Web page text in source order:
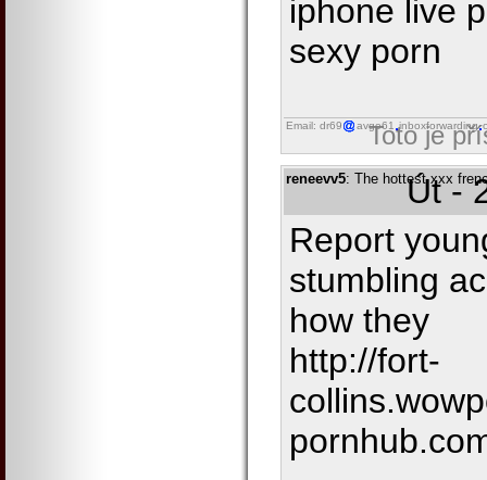
iphone live
sexy porn
Email: dr69 avgo61 inboxforwarding
Toto je
reneevv5: The hottest xxx
Út -
Report
stumbling
how they
http://fort-